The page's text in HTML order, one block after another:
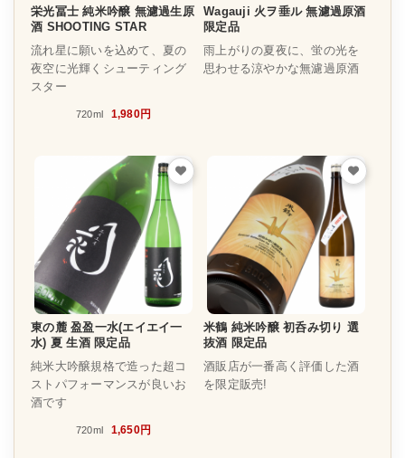
栄光冨士 純米吟醸 無濾過生原
酒 SHOOTING STAR
流れ星に願いを込めて、夏の
夜空に光輝くシューティング
スター
720ml 1,980円
Wagauji 火ヲ垂ル 無濾過原酒
限定品
雨上がりの夏夜に、蛍の光を
思わせる涼やかな無濾過原酒
東の麓 盈盈一水(エイエイ一
水) 夏 生酒 限定品
純米大吟醸規格で造った超コ
ストパフォーマンスが良いお
酒です
720ml 1,650円
米鶴 純米吟醸 初呑み切り 選
抜酒 限定品
酒販店が一番高く評価した酒
を限定販売!